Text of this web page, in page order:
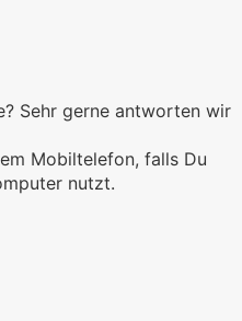
Sehr gerne antworten wir
Mobiltelefon, falls Du
nutzt.